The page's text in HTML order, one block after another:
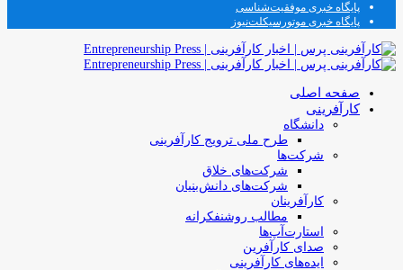
پایگاه خبری موفقیت‌شناسی
پایگاه خبری موتورسیکلت‌نیوز
صفحه اصلی
کارآفرینی
دانشگاه
طرح ملی ترویج کارآفرینی
شرکت‌ها
شرکت‌های خلاق
شرکت‌های دانش‌بنیان
کارآفرینان
مطالب روشنفکرانه
استارت‌آپ‌ها
صدای کارآفرین
ایده‌های کارآفرینی